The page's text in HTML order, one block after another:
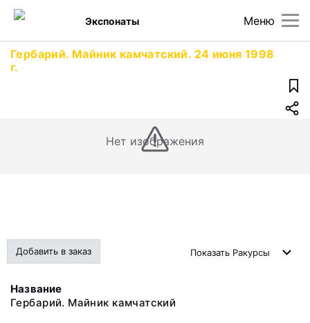
Меню
Экспонаты
Гербарий. Майник камчатский. 24 июня 1998
г.
Нет изображения
Добавить в заказ Показать Ракурсы
Название
Гербарий. Майник камчатский